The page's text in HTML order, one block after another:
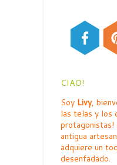
CIAO!
Soy Livy,
las telas y los
protagonistas!
antigua
adquiere un
desenfadado.